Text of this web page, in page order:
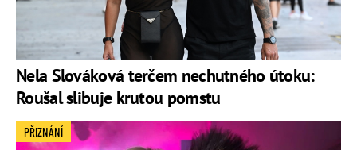
Nela Slováková terčem nechutného útoku:
Roušal slibuje krutou pomstu
PŘIZNÁNÍ